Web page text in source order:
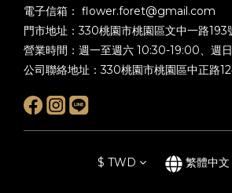
電子信箱： flower.foret@gmail.com
門市地址：330桃園市桃園區文中一路193
營業時間：週一至週六 10:30-19:00、週
公司聯絡地址：330桃園市桃園區中正路
$ TWD 繁體中文